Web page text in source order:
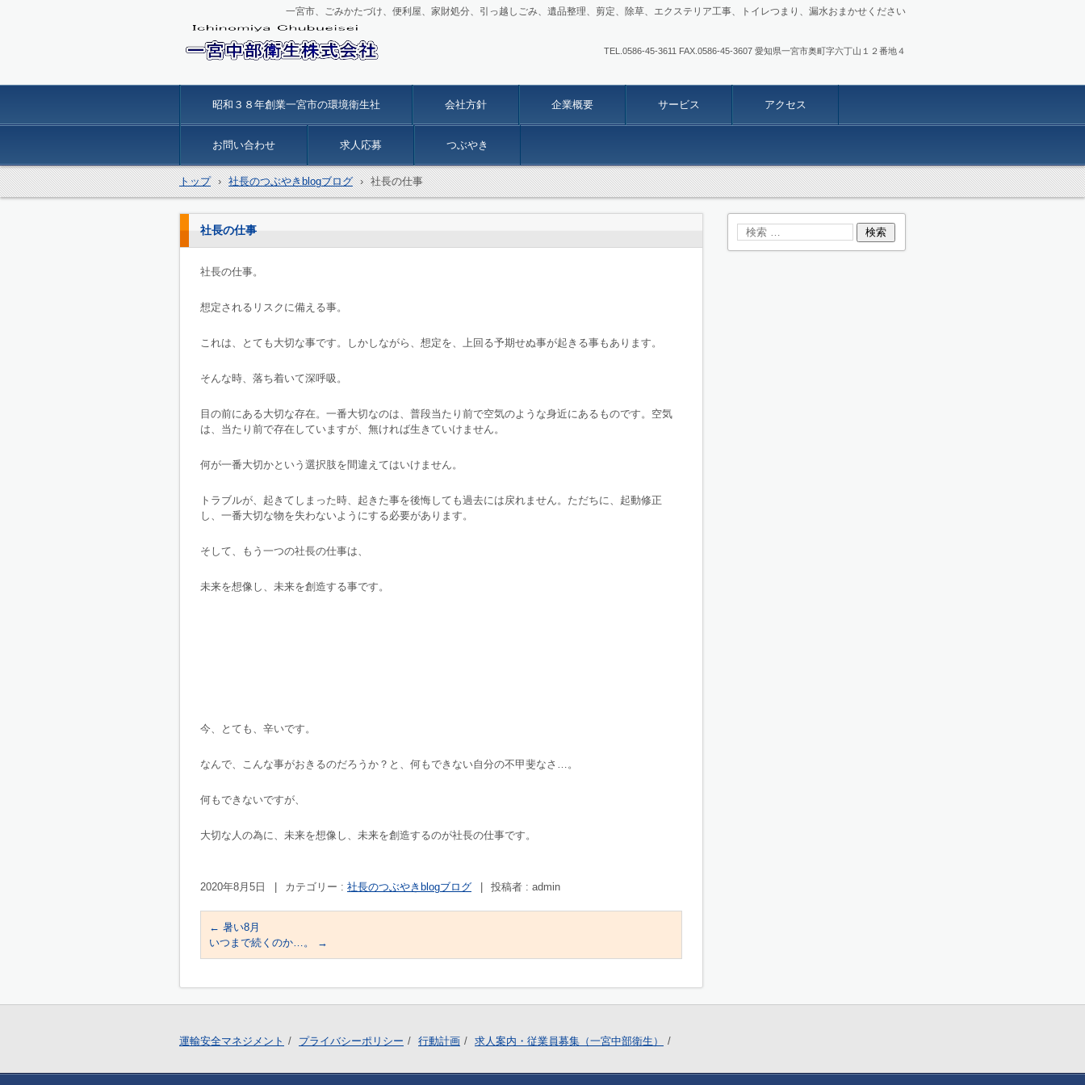
一宮市、ごみかたづけ、便利屋、家財処分、引っ越しごみ、遺品整理、剪定、除草、エクステリア工事、トイレつまり、漏水おまかせください
TEL.0586-45-3611 FAX.0586-45-3607 愛知県一宮市奥町字六丁山１２番地４
昭和３８年創業一宮市の環境衛生社 会社方針 企業概要 サービス アクセス
お問い合わせ 求人応募 つぶやき
トップ › 社長のつぶやきblogブログ › 社長の仕事
社長の仕事
社長の仕事。
想定されるリスクに備える事。
これは、とても大切な事です。しかしながら、想定を、上回る予期せぬ事が起きる事もあります。
そんな時、落ち着いて深呼吸。
目の前にある大切な存在。一番大切なのは、普段当たり前で空気のような身近にあるものです。空気
は、当たり前で存在していますが、無ければ生きていけません。
何が一番大切かという選択肢を間違えてはいけません。
トラブルが、起きてしまった時、起きた事を後悔しても過去には戻れません。ただちに、起動修正
し、一番大切な物を失わないようにする必要があります。
そして、もう一つの社長の仕事は、
未来を想像し、未来を創造する事です。
今、とても、辛いです。
なんで、こんな事がおきるのだろうか？と、何もできない自分の不甲斐なさ…。
何もできないですが、
大切な人の為に、未来を想像し、未来を創造するのが社長の仕事です。
2020年8月5日 カテゴリー : 社長のつぶやきblogブログ 投稿者 : admin
← 暑い8月
いつまで続くのか…。
→
運輸安全マネジメント プライバシーポリシー 行動計画 求人案内・従業員募集（一宮中部衛生）